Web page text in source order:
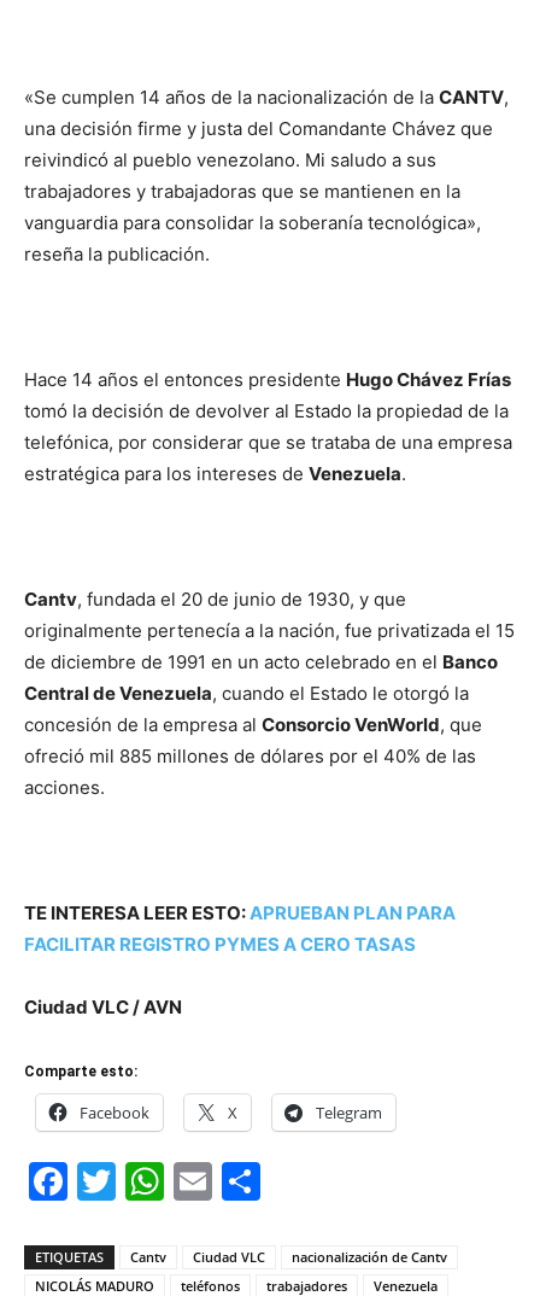
«Se cumplen 14 años de la nacionalización de la CANTV,
una decisión firme y justa del Comandante Chávez que
reivindicó al pueblo venezolano. Mi saludo a sus
trabajadores y trabajadoras que se mantienen en la
vanguardia para consolidar la soberanía tecnológica»,
reseña la publicación.
Hace 14 años el entonces presidente Hugo Chávez Frías
tomó la decisión de devolver al Estado la propiedad de la
telefónica, por considerar que se trataba de una empresa
estratégica para los intereses de Venezuela.
Cantv, fundada el 20 de junio de 1930, y que
originalmente pertenecía a la nación, fue privatizada el 15
de diciembre de 1991 en un acto celebrado en el Banco
Central de Venezuela, cuando el Estado le otorgó la
concesión de la empresa al Consorcio VenWorld,​ que
ofreció mil 885 millones de dólares por el 40% de las
acciones.
TE INTERESA LEER ESTO:APRUEBAN PLAN PARA
FACILITAR REGISTRO PYMES A CERO TASAS
Ciudad VLC / AVN
Comparte esto:
Facebook X Telegram
Facebook
Twitter
WhatsApp
Email
ETIQUETAS Cantv Ciudad VLC
nacionalización de Cantv
NICOLÁS MADURO
teléfonos trabajadores Venezuela